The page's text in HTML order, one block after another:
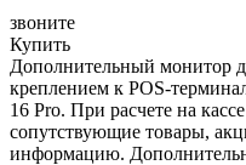
звоните
Купить
Дополнительный монитор
креплением к POS-
16 Pro. При расчете на
сопутствующие товары,
информацию.